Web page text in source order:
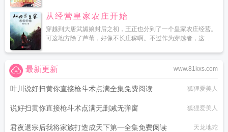
从经营皇家农庄开始
穿越到大唐武媚娘封后之初，王正也分到了一个皇家农庄经营。
可这地方除了芦苇，好像不长庄稼啊。不过作为穿越者，这...
www.81kxs.com
最新更新
叶川说好扫黄你直接枪斗术点满全集免费阅读 狐狸爱美人
说好扫黄你直接枪斗术点满无删减无弹窗 狐狸爱美人
君夜退宗后我将家族打造成天下第一全集免费阅读 天龙地蛇